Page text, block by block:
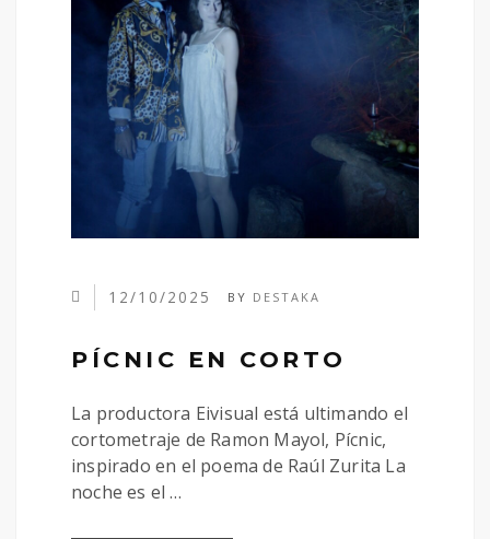
12/10/2025 BY DESTAKA
PÍCNIC EN CORTO
La productora Eivisual está ultimando el
cortometraje de Ramon Mayol, Pícnic,
inspirado en el poema de Raúl Zurita La
noche es el …